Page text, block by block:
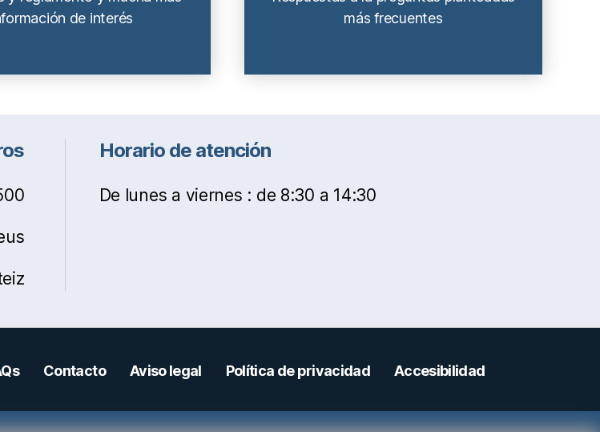
de interés
más frecuentes
Horario de atención
De lunes a viernes : de 8:30 a 14:30
Contacto Aviso legal Política de privacidad Accesibilidad